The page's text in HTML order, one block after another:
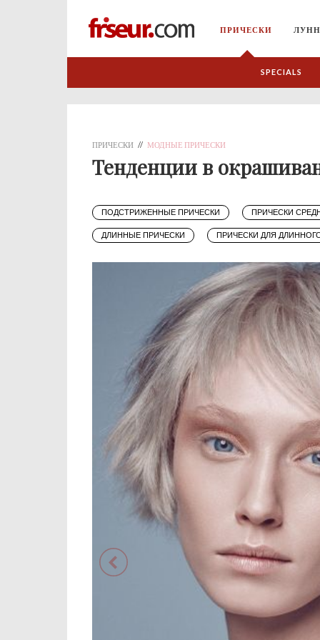
ПРИЧЕСКИ
SPECIALS
ПРИЧЕСКИ // МОДНЫЕ ПРИЧЕСКИ
Тенденции в
ПОДСТРИЖЕННЫЕ ПРИЧЕСКИ ПРИЧЕСКИ
ДЛИННЫЕ ПРИЧЕСКИ ПРИЧЕСКИ ДЛЯ